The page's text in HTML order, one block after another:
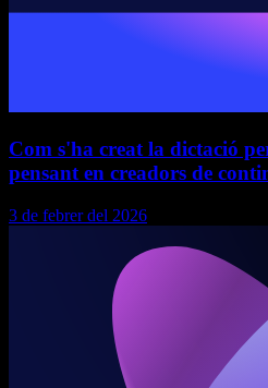
Com s'ha creat la dictació
pensant en creadors de
3 de febrer del 2026